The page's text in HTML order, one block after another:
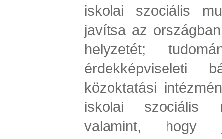
iskolai szociális
javítsa az
helyzetét;
érdekképviseleti
közoktatási
iskolai szociális
valamint, hogy